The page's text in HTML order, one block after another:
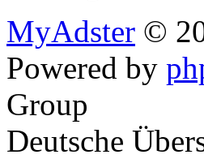
MyAdster ©
Powered by
Group
Deutsche